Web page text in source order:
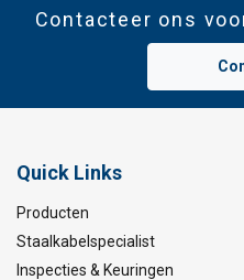
Contacteer ons
Quick Links
Producten
Staalkabelspecialist
Inspecties & Keuringen